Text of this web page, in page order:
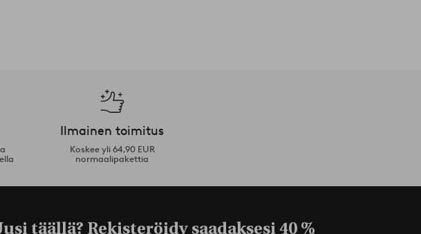
Ilmainen toimitus
Koskee yli 64,90 EUR
normaalipakettia
täällä? Rekisteröidy saadaksesi40 %